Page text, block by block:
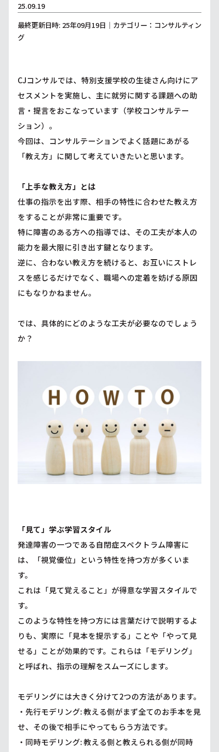
25.09.19
最終更新日時: 25年09月19日｜カテゴリー：コンサルティン
グ
CJコンサルでは、特別支援学校の生徒さん向けにア
セスメントを実施し、主に就労に関する課題への助
言・提言をおこなっています（学校コンサルテー
ション）。
今回は、コンサルテーションでよく話題にあがる
「教え方」に関して考えていきたいと思います。
「上手な教え方」とは
仕事の指示を出す際、相手の特性に合わせた教え方
をすることが非常に重要です。
特に障害のある方への指導では、その工夫が本人の
能力を最大限に引き出す鍵となります。
逆に、合わない教え方を続けると、お互いにストレ
スを感じるだけでなく、職場への定着を妨げる原因
にもなりかねません。
では、具体的にどのような工夫が必要なのでしょう
か？
「見て」学ぶ学習スタイル
発達障害の一つである自閉症スペクトラム障害に
は、「視覚優位」という特性を持つ方が多くいま
す。
これは「見て覚えること」が得意な学習スタイルで
す。
このような特性を持つ方には言葉だけで説明するよ
りも、実際に「見本を提示する」ことや「やって見
せる」ことが効果的です。これらは「モデリング」
と呼ばれ、指示の理解をスムーズにします。
モデリングには大きく分けて2つの方法があります。
・先行モデリング: 教える側がまず全てのお手本を見
せ、その後で相手にやってもらう方法です。
・同時モデリング: 教える側と教えられる側が同時